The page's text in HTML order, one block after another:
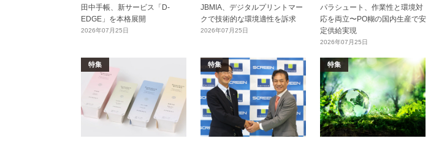
田中手帳、新サービス「D-
EDGE」を本格展開
2026年07月25日
JBMIA、デジタルプリントマー
クで技術的な環境適性を訴求
2026年07月25日
パラシュート、作業性と環境対
応を両立〜PO糊の国内生産で安
定供給実現
2026年07月25日
特集 特集 特集